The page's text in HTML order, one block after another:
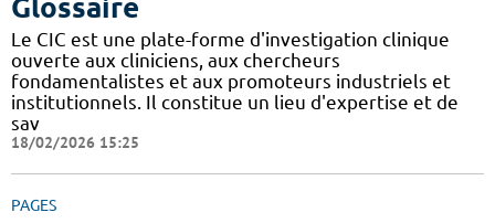
Glossaire
Le CIC est une plate-forme d'investigation clinique
ouverte aux cliniciens, aux chercheurs
fondamentalistes et aux promoteurs industriels et
institutionnels. Il constitue un lieu d'expertise et de
sav
18/02/2026 15:25
PAGES